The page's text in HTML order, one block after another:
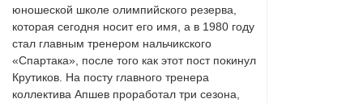
юношеской школе олимпийского резерва,
которая сегодня носит его имя, а в 1980 году
стал главным тренером нальчикского
«Спартака», после того как этот пост покинул
Крутиков. На посту главного тренера
коллектива Апшев проработал три сезона,